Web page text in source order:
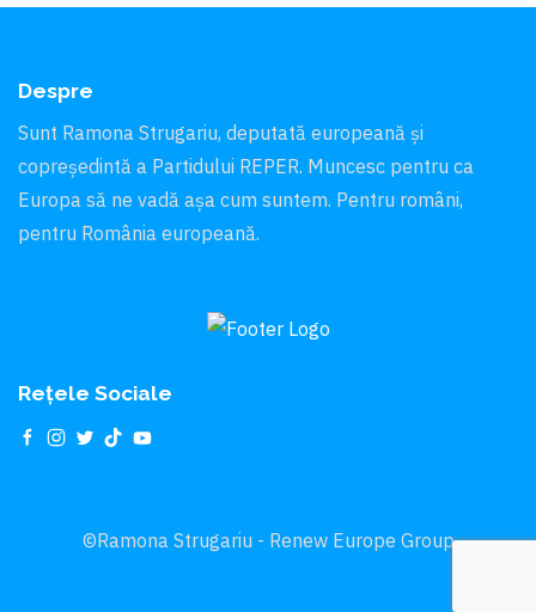
Despre
Sunt Ramona Strugariu, deputată europeană și
copreședintă a Partidului REPER. Muncesc pentru ca
Europa să ne vadă aşa cum suntem. Pentru români,
pentru România europeană.
Rețele Sociale
©Ramona Strugariu - Renew Europe Group